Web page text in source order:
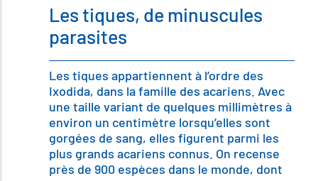
Les tiques, de minuscules
parasites
Les tiques appartiennent à l’ordre des
Ixodida, dans la famille des acariens. Avec
une taille variant de quelques millimètres à
environ un centimètre lorsqu’elles sont
gorgées de sang, elles figurent parmi les
plus grands acariens connus. On recense
près de 900 espèces dans le monde, dont